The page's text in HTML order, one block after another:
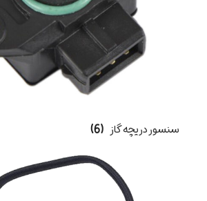
سنسور دریچه گاز (6)